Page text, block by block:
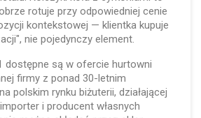
rotuje przy odpowiedniej cenie
kontekstowej — klientka kupuje
nie pojedynczy element.
dostępne są w ofercie hurtowni
firmy z ponad 30-letnim
polskim rynku biżuterii, działającej
i producent własnych